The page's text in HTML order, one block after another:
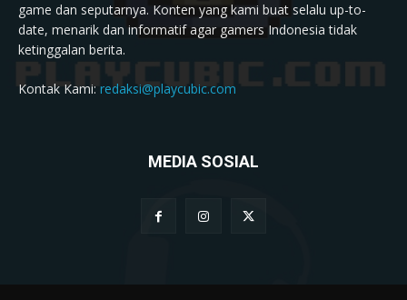
game dan seputarnya. Konten yang kami buat selalu up-to-
date, menarik dan informatif agar gamers Indonesia tidak
ketinggalan berita.
Kontak Kami:redaksi@playcubic.com
MEDIA SOSIAL